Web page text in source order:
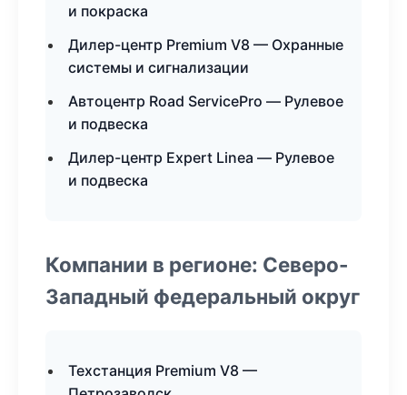
и покраска
Дилер-центр Premium V8 — Охранные
системы и сигнализации
Автоцентр Road ServicePro — Рулевое
и подвеска
Дилер-центр Expert Linea — Рулевое
и подвеска
Компании в регионе: Северо-
Западный федеральный округ
Техстанция Premium V8 —